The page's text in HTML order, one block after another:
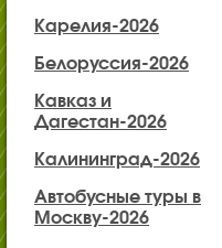
Карелия-2026
Белоруссия-2026
Кавказ и
Дагестан-2026
Калининград-2026
Автобусные туры в
Москву-2026